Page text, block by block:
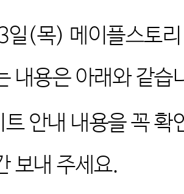
일(목) 메이플스토
내용은 아래와 같습
트 안내 내용을 꼭 확
보내 주세요.